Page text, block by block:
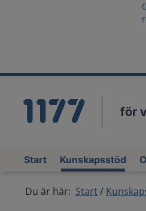
för
Start Kunskapsstöd
Du är här: Start